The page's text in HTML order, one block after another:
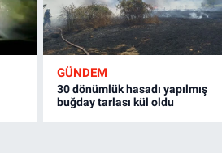
GÜNDEM
30 dönümlük hasadı yapılmış
buğday tarlası kül oldu